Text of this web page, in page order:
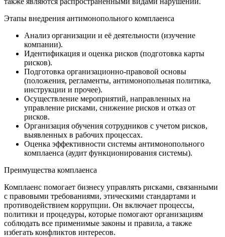
Этапы внедрения антимонопольного комплаенса
Анализ организации и её деятельности (изучение
компании).
Идентификация и оценка рисков (подготовка карты
рисков).
Подготовка организационно-правовой основы
(положения, регламенты, антимонопольная политика,
инструкции и прочее).
Осуществление мероприятий, направленных на
управление рисками, снижение рисков и отказ от
рисков.
Организация обучения сотрудников с учетом рисков,
выявленных в рабочих процессах.
Оценка эффективности системы антимонопольного
комплаенса (аудит функционирования системы).
Преимущества комплаенса
Комплаенс помогает бизнесу управлять рисками, связанными
с правовыми требованиями, этическими стандартами и
противодействием коррупции. Он включает процессы,
политики и процедуры, которые помогают организациям
соблюдать все применимые законы и правила, а также
избегать конфликтов интересов.